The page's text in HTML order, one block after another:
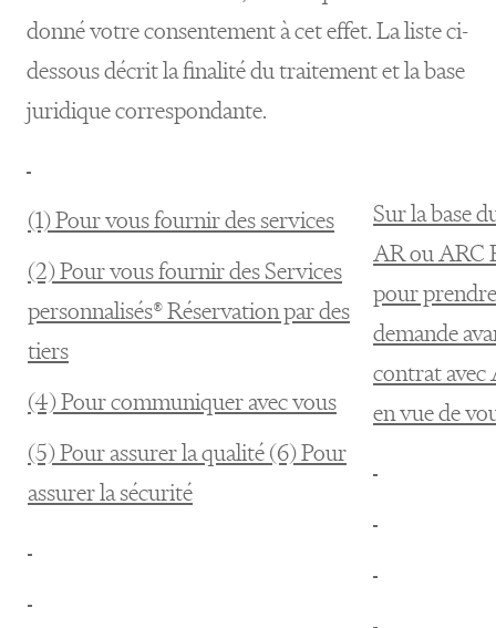
donné votre consentement à cet effet. La liste ci-
dessous décrit la finalité du traitement et la base
juridique correspondante.
(1) Pour vous fournir des services
(2) Pour vous fournir des Services
personnalisés® Réservation par des
tiers
(4) Pour communiquer avec vous
(5) Pour assurer la qualité (6) Pour
assurer la sécurité
Sur la base
AR ou ARC
pour
demande
contrat avec
en vue de